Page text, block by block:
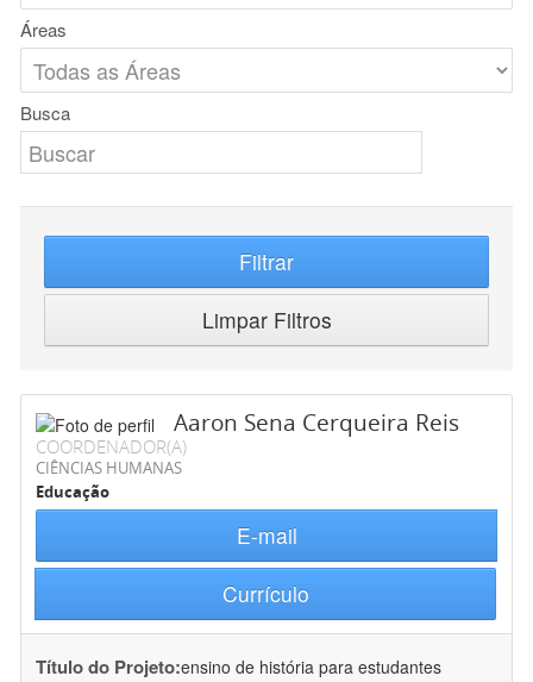
Áreas
Busca
Filtrar
Limpar Filtros
Aaron Sena Cerqueira Reis
COORDENADOR(A)
CIÊNCIAS HUMANAS
Educação
E-mail
Currículo
Título do Projeto:ensino de história para estudantes